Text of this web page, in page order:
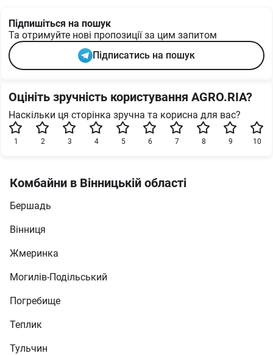
Підпишіться на пошук
Та отримуйте нові пропозиції за цим запитом
Підписатись на пошук
Оцініть зручність користування AGRO.RIA?
Наскільки ця сторінка зручна та корисна для вас?
10
9
8
7
6
5
4
3
2
1
Комбайни в Вінницькій області
Бершадь
Вінниця
Жмеринка
Могилів-Подільський
Погребище
Теплик
Тульчин